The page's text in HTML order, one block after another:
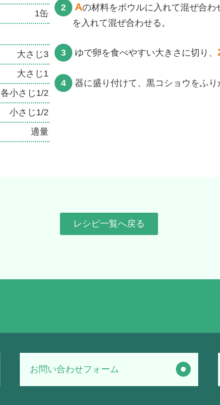
1缶
大さじ3
大さじ1
各小さじ1/2
小さじ1/2
適量
Aの材料をボウルに入れて混ぜ合わ
を入れて混ぜ合わせる。
ゆで卵を食べやすい大きさに切り、
器に盛り付けて、黒コショウをふ
レシピ一覧へ戻る
お問い合わせフォーム